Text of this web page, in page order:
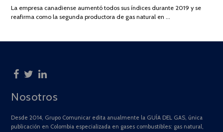
2025
La empresa canadiense aumentó todos sus índices durante 2019 y se
reafirma como la segunda productora de gas natural en …
Nosotros
Desde 2014, Grupo Comunicar edita anualmente la GUÍA DEL GAS, única
publicación en Colombia especializada en gases combustibles: gas natural,